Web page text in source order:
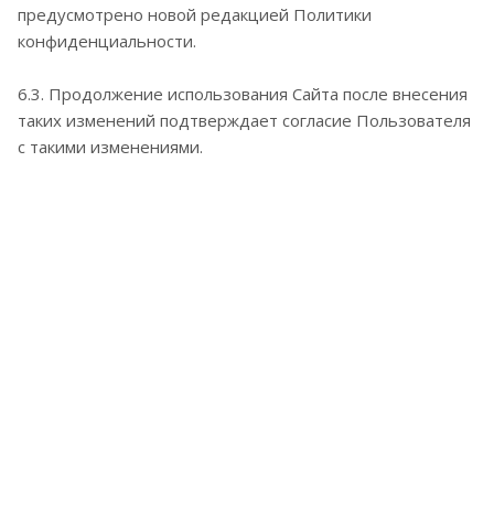
предусмотрено новой редакцией Политики
конфиденциальности.
6.3. Продолжение использования Сайта после внесения
таких изменений подтверждает согласие Пользователя
с такими изменениями.